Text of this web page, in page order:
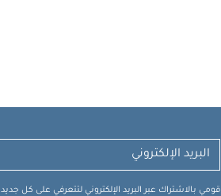
قومي بالاشتراك عبر البريد الإلكتروني لتتعرفي على كل